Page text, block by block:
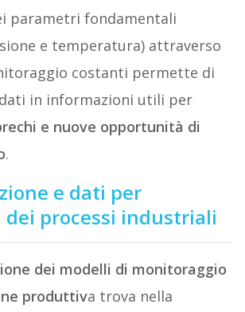
parametri fondamentali
e temperatura) attraverso
costanti permette di
in informazioni utili per
e nuove opportunità di
.
e dati per
dei processi industriali
dei modelli di monitoraggio
produttiva trova nella